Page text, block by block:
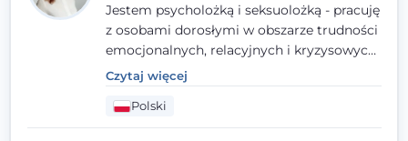
Jestem psycholożką i seksuolożką - pracuję
z osobami dorosłymi w obszarze trudności
emocjonalnych, relacyjnych i kryzysowych,
w tym z osobami po doświadczeniach
przemocy. Ukończyłam psychologię
kliniczną oraz studia podyplomowe z
interwencji kryzysowej i seksuologii
Czytaj więcej
Polski